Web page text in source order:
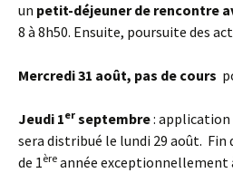
un petit-déjeuner de rencontre
8 à 8h50. Ensuite, poursuite des
Mercredi 31 août, pas de cours
Jeudi 1er septembre: application
sera distribué le lundi 29 août. Fin
de 1ère année exceptionnellement